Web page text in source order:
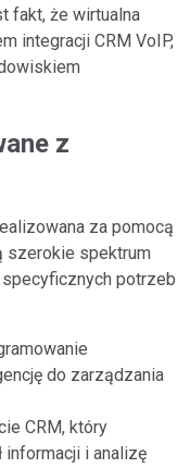
fakt, że wirtualna
integracji CRM VoIP,
z
za pomocą
szerokie spektrum
potrzeb
do zarządzania
CRM, który
informacji i analizę